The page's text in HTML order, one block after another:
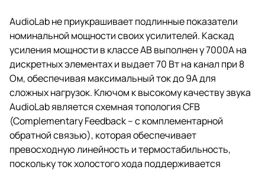
AudioLab не приукрашивает подлинные показатели
номинальной мощности своих усилителей. Каскад
усиления мощности в классе AB выполнен у 7000A на
дискретных элементах и выдает 70 Вт на канал при 8
Ом, обеспечивая максимальный ток до 9А для
сложных нагрузок. Ключом к высокому качеству звука
AudioLab является схемная топология CFB
(Complementary Feedback – с комплементарной
обратной связью), которая обеспечивает
превосходную линейность и термостабильность,
поскольку ток холостого хода поддерживается